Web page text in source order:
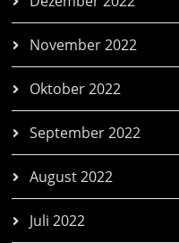
November 2022
Oktober 2022
September 2022
August 2022
Juli 2022